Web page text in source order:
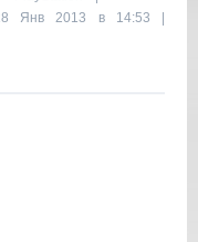
Янв 2013 в 14:53 |